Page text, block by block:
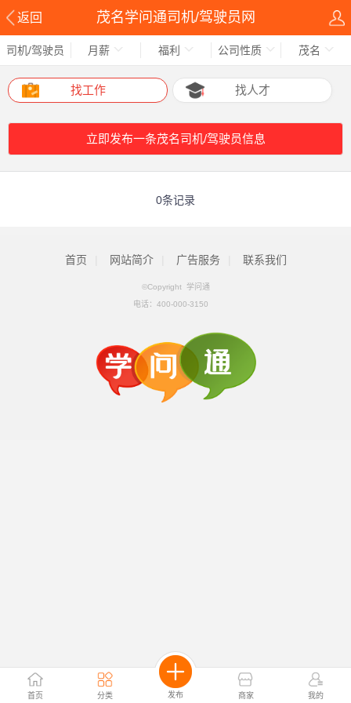
返回 茂名学问通司机/驾驶员网
首页 分类 发布 商家 我的
司机/驾驶员 月薪 福利 公司性质 茂名
找工作 找人才
立即发布一条茂名司机/驾驶员信息
0条记录
首页 网站简介 广告服务 联系我们
©Copyright 学问通
电话： 400-000-3150